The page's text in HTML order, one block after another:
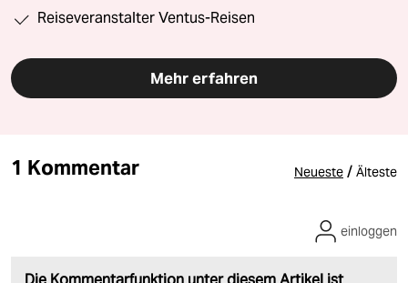
Reiseveranstalter Ventus-Reisen
Mehr erfahren
1 Kommentar Neueste / Älteste
einloggen